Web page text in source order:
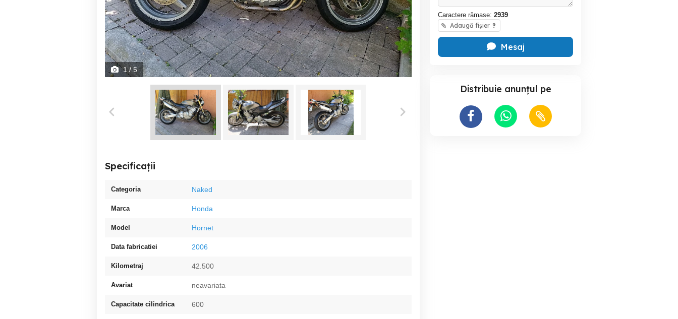
1/ 5
Specificații
Categoria Naked
Marca Honda
Model Hornet
Data fabricatiei 2006
Kilometraj 42.500
Avariat neavariata
Capacitate cilindrica 600
Caractere rămase: 2939
Adaugă fișier ?
Mesaj
Distribuie anunțul pe